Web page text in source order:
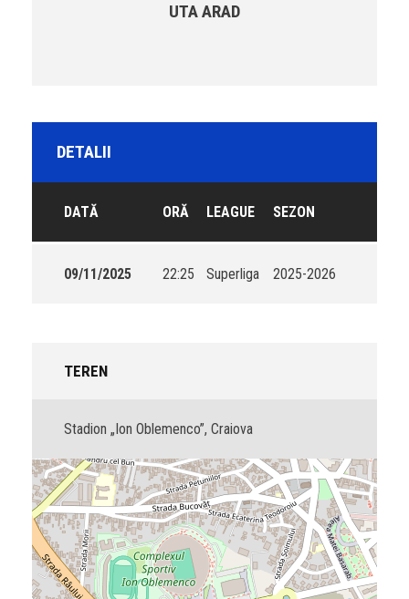
UTA ARAD
DETALII
DATĂ ORĂ LEAGUE SEZON
09/11/2025 22:25 Superliga 2025-2026
TEREN
Stadion „Ion Oblemenco”, Craiova